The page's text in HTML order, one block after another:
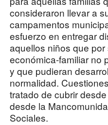
consideraron llevar a
campamentos
esfuerzo en entregar
aquellos niños que
económica-familiar no
y que pudieran
normalidad.
tratado de cubrir
desde la
Sociales.